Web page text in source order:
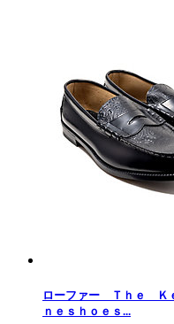
ローファー Ｔｈｅ Ｋ
ｎｅｓｈｏｅｓ...